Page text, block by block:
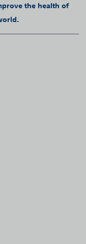
the health of